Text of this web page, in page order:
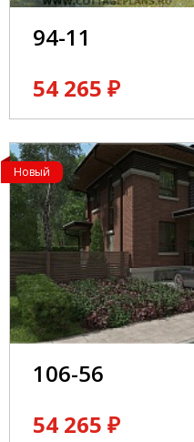
94-11
54 265 ₽
Новый
106-56
54 265 ₽